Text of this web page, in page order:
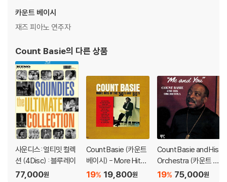
할 수 있으며 속지(이너 슬리브)는 디스크와의 접촉으로 인해 갈라질 수
있습니다.
외관상 불량 확인되는 상품을 개봉 시엔 반품/교환 처리 불가합니다.
닐은 품질보증대상이 아닙니다.
3) 일본 제작 LP는 대부분 겉비닐이 밀봉되어 있지 않습니다.
4) 디지털 다운로드 코드는 본사에서 공지 없이 증정 종료될 수 있습니다.
※ 재생 불량
1) 침압 조절 기능이 없는 턴테이블을 사용하시는 경우, (주로 올인원 형태
모델) 다이내믹 사운드의 편차가 큰 트랙을 재생할 때 이상 현상이 발생할
수 있습니다.
기기 문제로 인해 발생하는 재생 불량 현상에 대해서는 반품/교환이 불가
하니 침압 조절이 가능한 기기에서 재생하실 것을 권유 드립니다.
2) 디스크는 정전기와 먼지로 인해 재생이 원활하지 않은 경우가 있습니
카운트 베이시
재즈 피아노 연주자
Count Basie의 다른 상품
사운디스: 얼티밋 컬렉
션 (4Disc) : 블루레이
77,000원
Count Basie (카운트
베이시) - More Hits
Of The '50's And '6
19,800원
19%
Count Basie and His
Orchestra (카운트 베
이시 오케스트라) - M
75,000원
19%